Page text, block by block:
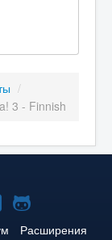
/
3 - Finnish
Joomla!
на
Расширения